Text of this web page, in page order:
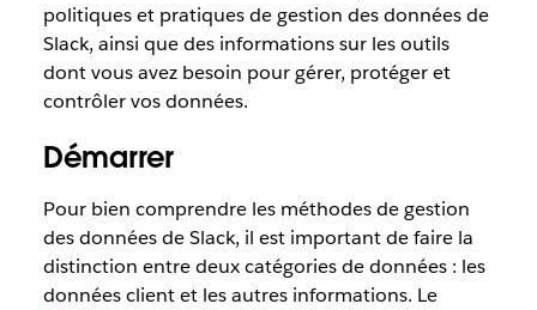
politiques et pratiques de gestion des données de
Slack, ainsi que des informations sur les outils
dont vous avez besoin pour gérer, protéger et
contrôler vos données.
Démarrer
Pour bien comprendre les méthodes de gestion
des données de Slack, il est important de faire la
distinction entre deux catégories de données : les
données client et les autres informations. Le